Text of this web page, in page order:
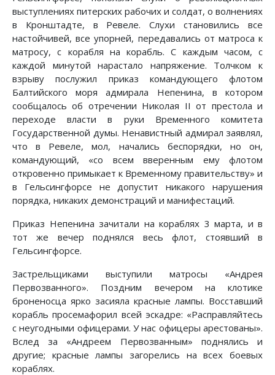
выступлениях питерских рабочих и солдат, о волнениях
в Кронштадте, в Ревеле. Слухи становились все
настойчивей, все упорней, передавались от матроса к
матросу, с корабля на корабль. С каждым часом, с
каждой минутой нарастало напряжение. Толчком к
взрыву послужил приказ командующего флотом
Балтийского моря адмирала Непенина, в котором
сообщалось об отречении Николая II от престола и
переходе власти в руки Временного комитета
Государственной думы. Ненавистный адмирал заявлял,
что в Ревеле, мол, начались беспорядки, но он,
командующий, «со всем вверенным ему флотом
откровенно примыкает к Временному правительству» и
в Гельсингфорсе не допустит никакого нарушения
порядка, никаких демонстраций и манифестаций.
Приказ Непенина зачитали на кораблях 3 марта, и в
тот же вечер поднялся весь флот, стоявший в
Гельсингфорсе.
Застрельщиками выступили матросы «Андрея
Первозванного». Поздним вечером на клотике
броненосца ярко засияла красные лампы. Восставший
корабль просемафорил всей эскадре: «Расправляйтесь
с неугодными офицерами. У нас офицеры арестованы».
Вслед за «Андреем Первозванным» поднялись и
другие; красные лампы загорелись на всех боевых
кораблях.